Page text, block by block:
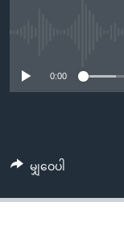
ရှာဖွေ
0:00
မျှဝေပါ